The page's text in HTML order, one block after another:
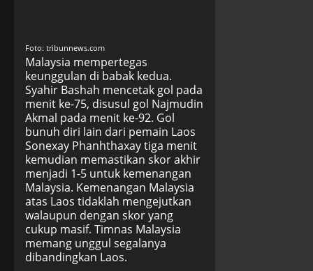
Foto: tribunnews.com
Malaysia mempertegas
keunggulan di babak kedua.
Syahir Bashah mencetak gol pada
menit ke-75, disusul gol Najmudin
Akmal pada menit ke-92. Gol
bunuh diri lain dari pemain Laos
Sonexay Phanhthaxay tiga menit
kemudian memastikan skor akhir
menjadi 1-5 untuk kemenangan
Malaysia. Kemenangan Malaysia
atas Laos tidaklah mengejutkan
walaupun dengan skor yang
cukup masif. Timnas Malaysia
memang unggul segalanya
dibandingkan Laos.